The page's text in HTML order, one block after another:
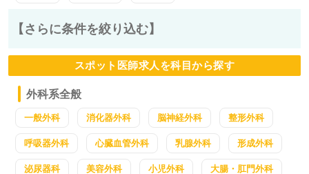
【さらに条件を絞り込む】
スポット医師求人を科目から探す
外科系全般
一般外科 消化器外科 脳神経外科 整形外科
呼吸器外科 心臓血管外科 乳腺外科 形成外科
泌尿器科 美容外科 小児外科 大腸・肛門外科